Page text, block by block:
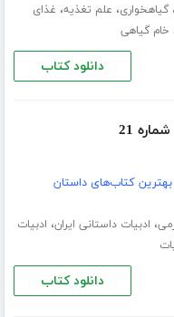
،گیاهخواری، علم تغذیه، غذای
خام گیاهی
دانلود کتاب
21
بهترین کتاب‌های داستان
، ادبیات داستانی ایران، ادبیات
دانلود کتاب